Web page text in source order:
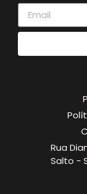
Rua
Salto -